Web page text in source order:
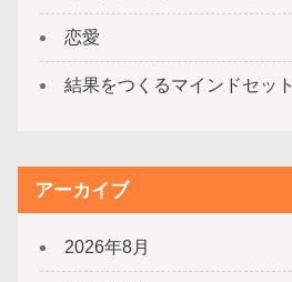
恋愛
結果をつくるマインドセット
アーカイブ
2026年8月